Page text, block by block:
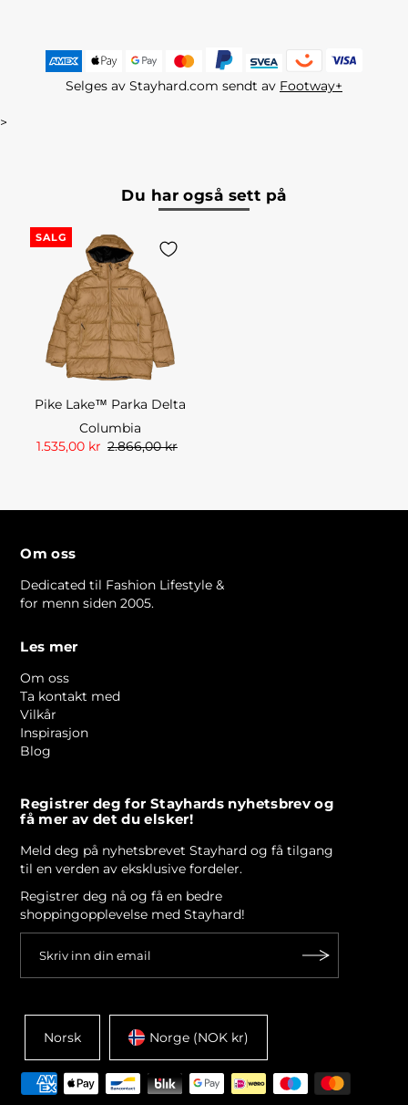
Selges av Stayhard.com sendt av Footway+
>
Du har også sett på
SALG
Pike Lake™ Parka Delta
Columbia
1.535,00 kr 2.866,00 kr
Om oss
Dedicated til Fashion Lifestyle &
for menn siden 2005.
Les mer
Om oss
Ta kontakt med
Vilkår
Inspirasjon
Blog
Registrer deg for Stayhards nyhetsbrev og
få mer av det du elsker!
Meld deg på nyhetsbrevet Stayhard og få tilgang
til en verden av eksklusive fordeler.
Registrer deg nå og få en bedre
shoppingopplevelse med Stayhard!
Norsk Norge (NOK kr)